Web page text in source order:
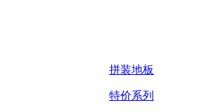
拼装地板
特价系列